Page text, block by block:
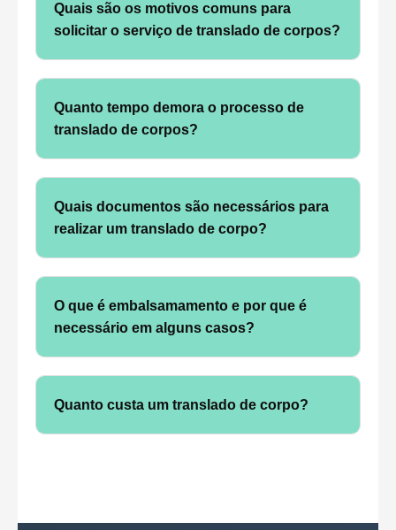
Quais são os motivos comuns para
solicitar o serviço de translado de corpos?
realizar o sepultamento em outra localidade
(cidade, estado ou país), para cumprir
tradições culturais ou religiosas, ou para levar
o corpo de volta ao local de origem.
Quanto tempo demora o processo de
translado de corpos?
regulamentações legais, documentação
necessária e outros fatores. Geralmente, leva
alguns dias, mas pode se estender por
semanas, dependendo da complexidade.
Quais documentos são necessários para
realizar um translado de corpo?
embalsamamento (se aplicável), documentos
de identificação do falecido e qualquer
autorização governamental ou consular
exigida para atravessar fronteiras.
O que é embalsamamento e por que é
necessário em alguns casos?
produtos químicos. É frequentemente
necessário em casos de translado,
transporte.
Quanto custa um translado de corpo?